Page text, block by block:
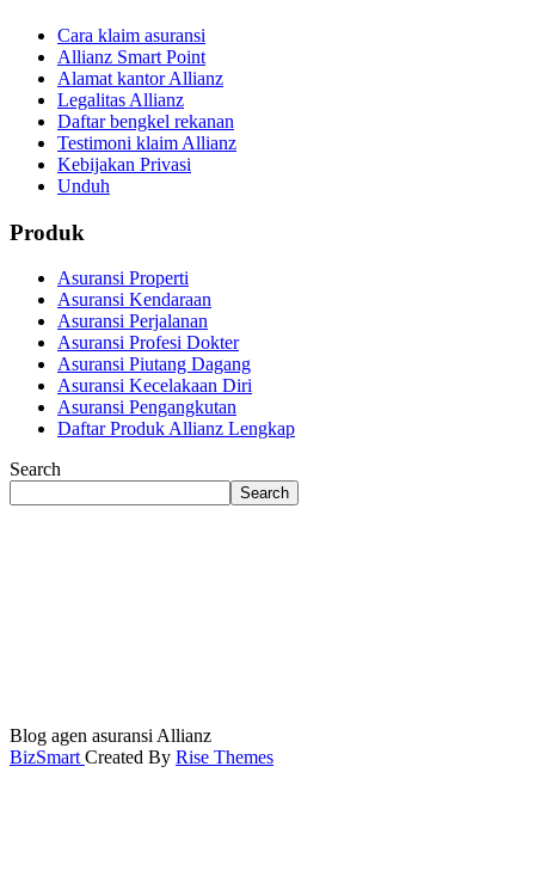
Cara klaim asuransi
Allianz Smart Point
Alamat kantor Allianz
Legalitas Allianz
Daftar bengkel rekanan
Testimoni klaim Allianz
Kebijakan Privasi
Unduh
Produk
Asuransi Properti
Asuransi Kendaraan
Asuransi Perjalanan
Asuransi Profesi Dokter
Asuransi Piutang Dagang
Asuransi Kecelakaan Diri
Asuransi Pengangkutan
Daftar Produk Allianz Lengkap
Search
Search
Blog agen asuransi Allianz
BizSmart Created By Rise Themes